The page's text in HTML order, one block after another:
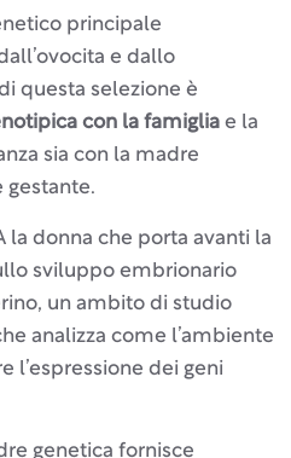
principale
e dallo
questa selezione è
con la famiglia e la
sia con la madre
gestante.
la donna che porta avanti la
sviluppo embrionario
un ambito di studio
analizza come l’ambiente
l’espressione dei geni
genetica fornisce